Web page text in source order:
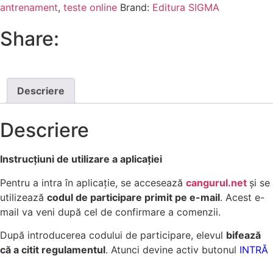
antrenament, teste online Brand: Editura SIGMA
Share:
Descriere
Descriere
Instrucțiuni de utilizare a aplicației
Pentru a intra în aplicație, se accesează cangurul.net și se
utilizează codul de participare primit pe e-mail. Acest e-
mail va veni după cel de confirmare a comenzii.
După introducerea codului de participare, elevul bifează
că a citit regulamentul. Atunci devine activ butonul INTRĂ